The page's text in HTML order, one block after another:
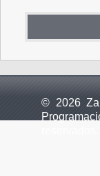
© 2026